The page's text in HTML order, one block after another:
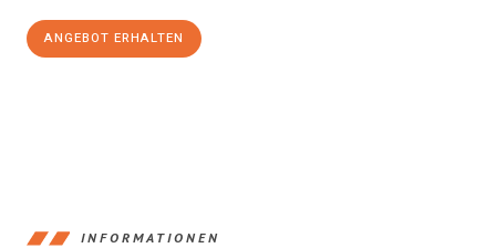
ANGEBOT ERHALTEN
INFORMATIONEN